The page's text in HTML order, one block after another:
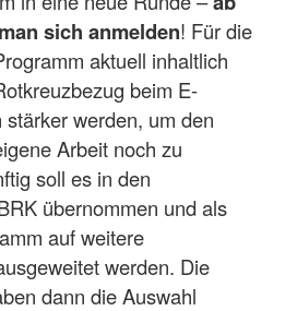
sich anmelden! Für die
aktuell inhaltlich
beim E-
werden, um den
Arbeit noch zu
soll es in den
übernommen und als
auf weitere
werden. Die
dann die Auswahl